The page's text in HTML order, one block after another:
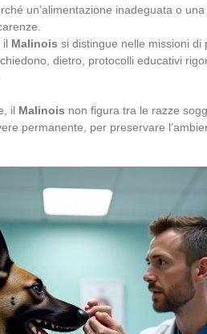
un’alimentazione inadeguata o
il Malinois si distingue nelle missioni di
dietro, protocolli educativi
il Malinois non figura tra le razze
permanente, per preservare